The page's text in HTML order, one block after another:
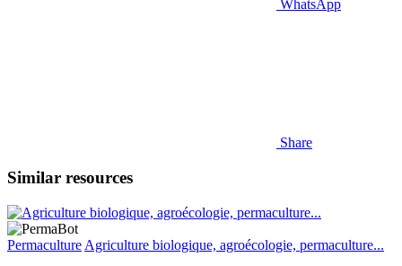
WhatsApp
Share
Similar resources
Permaculture Agriculture biologique, agroécologie, permaculture...